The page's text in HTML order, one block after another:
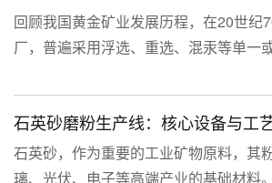
回顾我国黄金矿业发展历程，在20世纪
厂，普遍采用浮选、重选、混汞等单一
时选矿工艺水平的限制，回收率普遍较
裹金或与特定矿物共生的金流失到尾矿
济损失。
石英砂磨粉生产线：核心设备与工
石英砂，作为重要的工业矿物原料，其
璃、光伏、电子等高端产业的基础材料